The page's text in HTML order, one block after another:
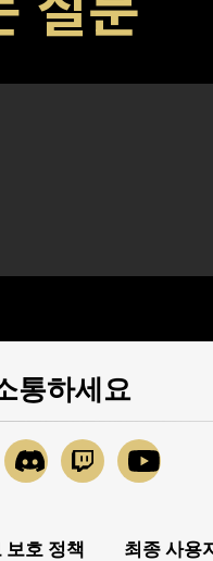
코드에는 일반적으로
코드가 전송된 계정에서
적으로 수령 및 지급할
플랫폼에 연결된 계정
필요하신 경우,
통하세요
보호 정책
최종 사용